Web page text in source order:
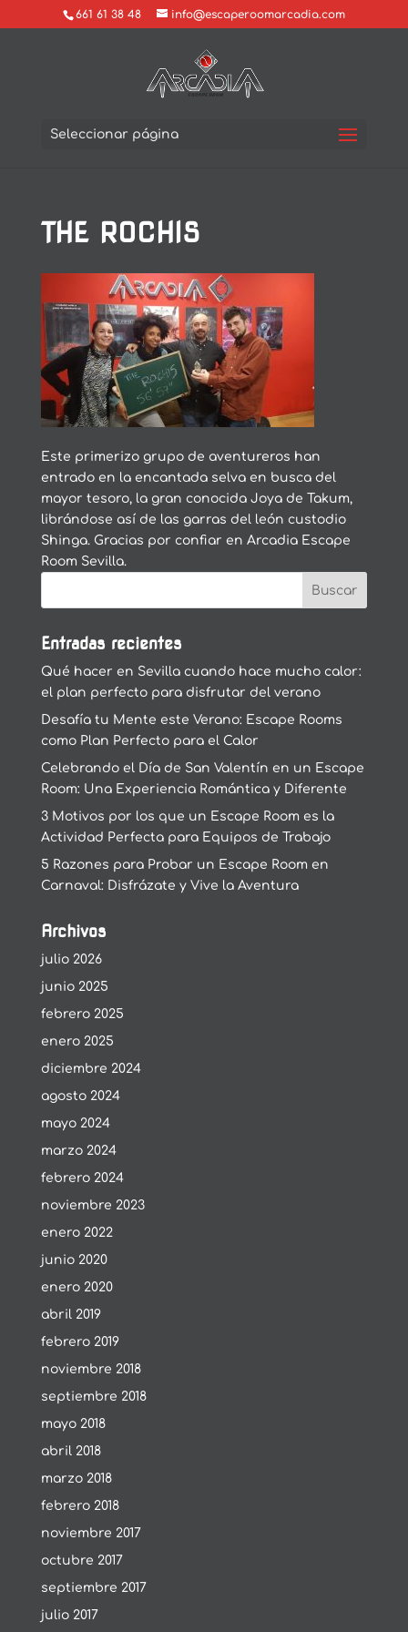
661 61 38 48 info@escaperoomarcadia.com
Seleccionar página
THE ROCHIS
Este primerizo grupo de aventureros han
entrado en la encantada selva en busca del
mayor tesoro, la gran conocida Joya de Takum,
librándose así de las garras del león custodio
Shinga. Gracias por confiar en Arcadia Escape
Room Sevilla.
Entradas recientes
Qué hacer en Sevilla cuando hace mucho calor:
el plan perfecto para disfrutar del verano
Desafía tu Mente este Verano: Escape Rooms
como Plan Perfecto para el Calor
Celebrando el Día de San Valentín en un Escape
Room: Una Experiencia Romántica y Diferente
3 Motivos por los que un Escape Room es la
Actividad Perfecta para Equipos de Trabajo
5 Razones para Probar un Escape Room en
Carnaval: Disfrázate y Vive la Aventura
Archivos
julio 2026
junio 2025
febrero 2025
enero 2025
diciembre 2024
agosto 2024
mayo 2024
marzo 2024
febrero 2024
noviembre 2023
enero 2022
junio 2020
enero 2020
abril 2019
febrero 2019
noviembre 2018
septiembre 2018
mayo 2018
abril 2018
marzo 2018
febrero 2018
noviembre 2017
octubre 2017
septiembre 2017
julio 2017